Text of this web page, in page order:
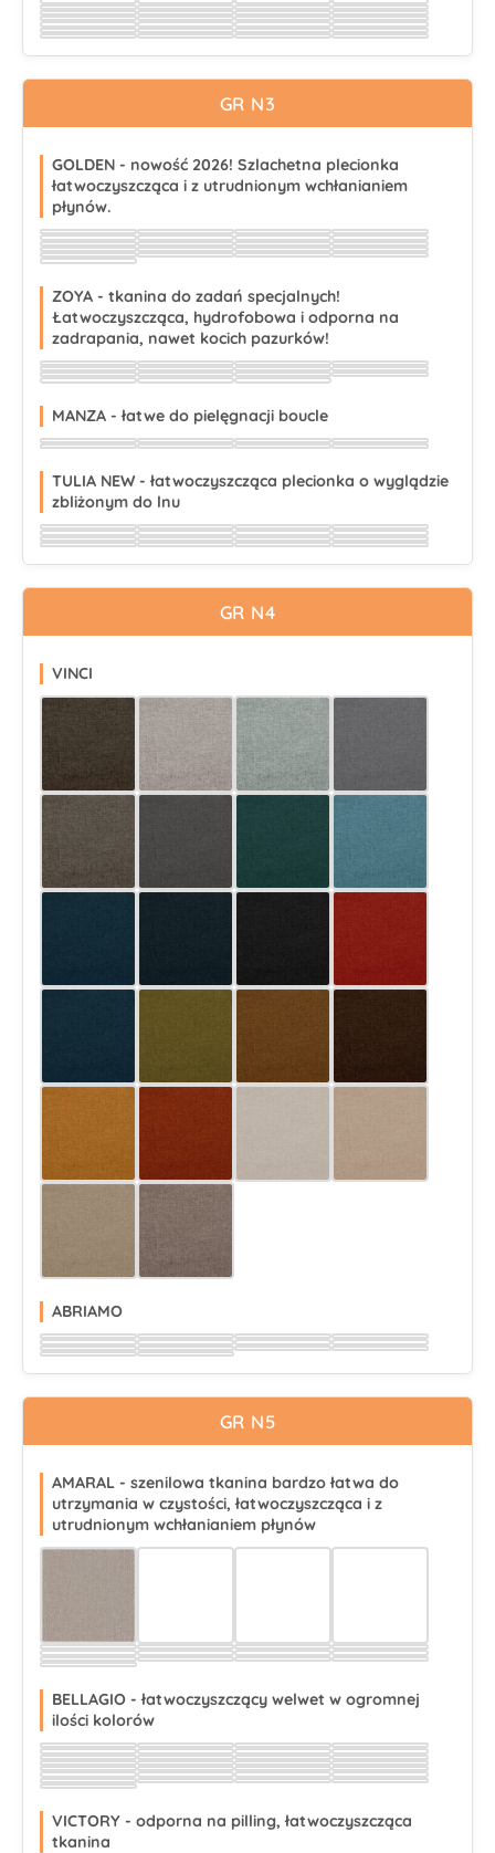
Wybierz Wybierz Wybierz Wybierz
Wybierz Wybierz Wybierz Wybierz
Wybierz Wybierz Wybierz Wybierz
Wybierz Wybierz Wybierz Wybierz
Wybierz Wybierz Wybierz Wybierz
Wybierz Wybierz Wybierz Wybierz
Wybierz Wybierz Wybierz Wybierz
GR N3
GOLDEN - nowość 2026! Szlachetna plecionka
łatwoczyszcząca i z utrudnionym wchłanianiem
płynów.
Wybierz Wybierz Wybierz Wybierz
Wybierz Wybierz Wybierz Wybierz
Wybierz Wybierz Wybierz Wybierz
Wybierz Wybierz Wybierz Wybierz
Wybierz
ZOYA - tkanina do zadań specjalnych!
Łatwoczyszcząca, hydrofobowa i odporna na
zadrapania, nawet kocich pazurków!
Wybierz Wybierz Wybierz Wybierz
Wybierz Wybierz Wybierz Wybierz
Wybierz Wybierz Wybierz
MANZA - łatwe do pielęgnacji boucle
Wybierz Wybierz Wybierz Wybierz
TULIA NEW - łatwoczyszcząca plecionka o wyglądzie
zbliżonym do lnu
Wybierz Wybierz Wybierz Wybierz
Wybierz Wybierz Wybierz Wybierz
Wybierz Wybierz Wybierz Wybierz
GR N4
VINCI
ABRIAMO
Wybierz Wybierz Wybierz Wybierz
Wybierz Wybierz Wybierz Wybierz
Wybierz Wybierz
GR N5
AMARAL - szenilowa tkanina bardzo łatwa do
utrzymania w czystości, łatwoczyszcząca i z
utrudnionym wchłanianiem płynów
Wybierz Wybierz Wybierz Wybierz
Wybierz Wybierz Wybierz Wybierz
Wybierz Wybierz Wybierz Wybierz
Wybierz
BELLAGIO - łatwoczyszczący welwet w ogromnej
ilości kolorów
Wybierz Wybierz Wybierz Wybierz
Wybierz Wybierz Wybierz Wybierz
Wybierz Wybierz Wybierz Wybierz
Wybierz Wybierz Wybierz Wybierz
Wybierz Wybierz Wybierz Wybierz
Wybierz Wybierz Wybierz Wybierz
Wybierz
VICTORY - odporna na pilling, łatwoczyszcząca
tkanina